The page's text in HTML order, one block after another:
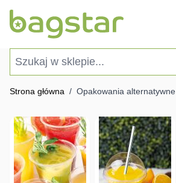
Strona główna / Opakowania alternatywne